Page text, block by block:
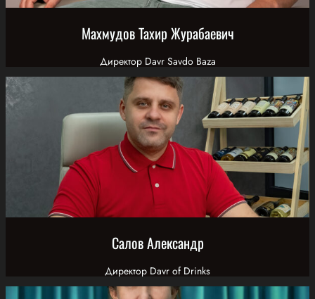
Махмудов Тахир Журабаевич
Директор Davr Savdo Baza
Салов Александр
Директор Davr of Drinks